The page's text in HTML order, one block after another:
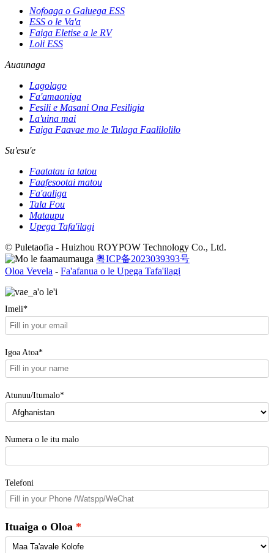
Nofoaga o Galuega ESS
ESS o le Va'a
Faiga Eletise a le RV
Loli ESS
Auaunaga
Lagolago
Fa'amaoniga
Fesili e Masani Ona Fesiligia
La'uina mai
Faiga Faavae mo le Tulaga Faalilolilo
Su'esu'e
Faatatau ia tatou
Faafesootai matou
Fa'aaliga
Tala Fou
Mataupu
Upega Tafa'ilagi
© Puletaofia - Huizhou ROYPOW Technology Co., Ltd.
粤ICP备2023039393号
Oloa Vevela - Fa'afanua o le Upega Tafa'ilagi
Imeli*
Igoa Atoa*
Atunuu/Itumalo*
Numera o le itu malo
Telefoni
Ituaiga o Oloa